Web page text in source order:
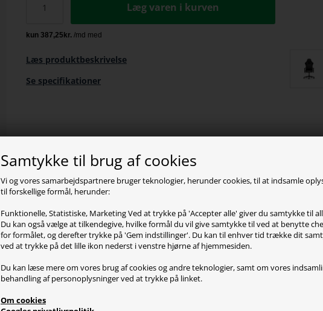
Samtykke til brug af cookies
Vi og vores samarbejdspartnere bruger teknologier, herunder cookies, til at indsamle
til forskellige formål, herunder:
Funktionelle, Statistiske, Marketing Ved at trykke på 'Accepter alle' giver du samtykke til
Du kan også vælge at tilkendegive, hvilke formål du vil give samtykke til ved at benytte
for formålet, og derefter trykke på 'Gem indstillinger'. Du kan til enhver tid trække dit
ved at trykke på det lille ikon nederst i venstre hjørne af hjemmesiden.
Du kan læse mere om vores brug af cookies og andre teknologier, samt om vores
behandling af personoplysninger ved at trykke på linket.
Om cookies
Læg varen i kurven
Læs produktbeskrivelse
Se specifikationer
Produktbeskrivelse
DXRacer Prince L gamerstolen løfter komfort og stil til næste
eksklusive design, polstring af højkvalitets koldskum og en
balance mellem holdbarhed og luksus. Det slidstærke PVC
ideel til mange timers intens gaming eller fokuseret arbejde.
Tag fuld kontrol over din komfort! Den justerbare vippefunktion
slappe af eller låse stolen i præcis den vinkel, du ønsker. De
nakke- og lændepude sikrer, at du altid sidder korrekt - uanset
Med en robust femstjernet fod i nylon og 6 cm store PU-belagte